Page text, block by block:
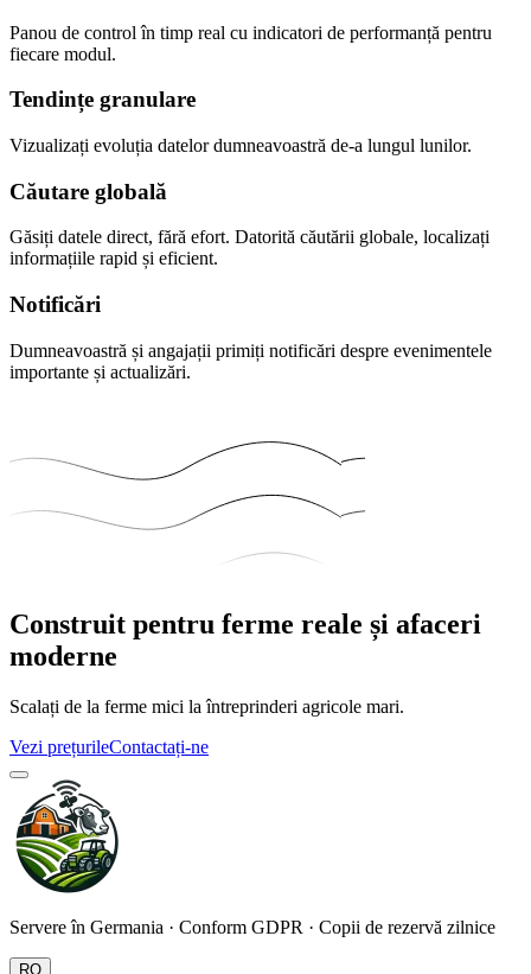
Panou de control în timp real cu indicatori de performanță pentru
fiecare modul.
Tendințe granulare
Vizualizați evoluția datelor dumneavoastră de-a lungul lunilor.
Căutare globală
Găsiți datele direct, fără efort. Datorită căutării globale, localizați
informațiile rapid și eficient.
Notificări
Dumneavoastră și angajații primiți notificări despre evenimentele
importante și actualizări.
Construit pentru ferme reale și afaceri
moderne
Scalați de la ferme mici la întreprinderi agricole mari.
Vezi prețurileContactați-ne
Servere în Germania · Conform GDPR · Copii de rezervă zilnice
RO